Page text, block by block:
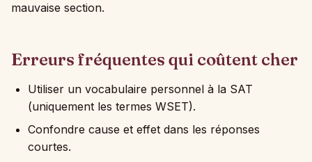
mauvaise section.
Erreurs fréquentes qui coûtent cher
Utiliser un vocabulaire personnel à la SAT
(uniquement les termes WSET).
Confondre cause et effet dans les réponses
courtes.